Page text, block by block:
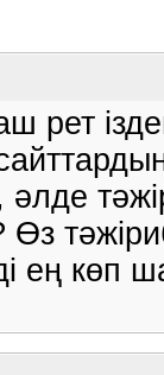
рет
әлде
ең көп